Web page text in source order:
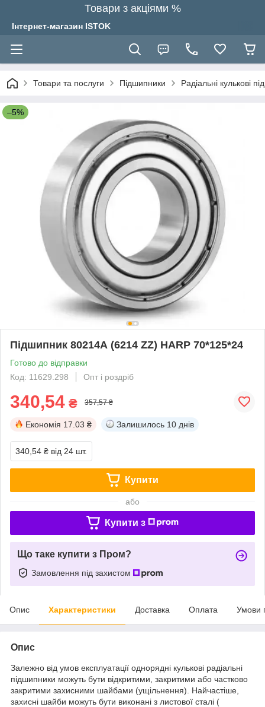
Товари з акціями %
Інтернет-магазин ISTOK
Товари та послуги Підшипники Радіальні кулькові
–5%
Підшипник 80214А (6214 ZZ) HARP 70*125*24
Готово до відправки
Код: 11629.298
Опт і роздріб
340,54 ₴ 357,57 ₴
Економія 17.03 ₴ Залишилось 10 днів
340,54 ₴ від 24 шт.
Купити
або
Купити з
Що таке купити з Пром?
Замовлення під захистом
Опис Характеристики Доставка Оплата Умови
Опис
Залежно від умов експлуатації однорядні кулькові радіальні
підшипники можуть бути відкритими, закритими або частково
закритими захисними шайбами (ущільнення). Найчастіше,
захисні шайби можуть бути виконані з листової сталі (